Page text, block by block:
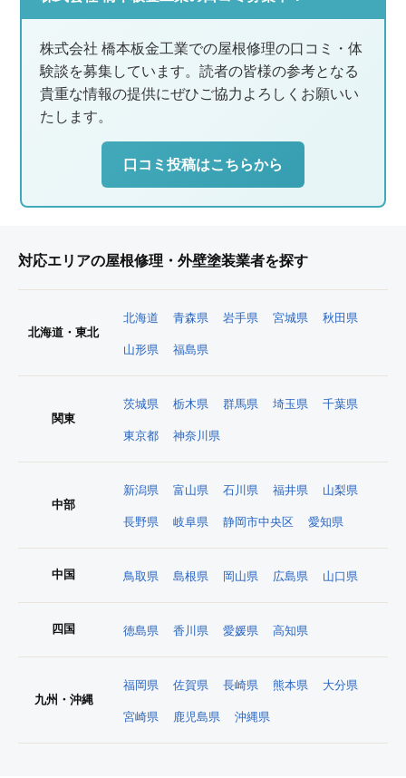
株式会社 橋本板金工業での屋根修理の口コミ・体
験談を募集しています。読者の皆様の参考となる
貴重な情報の提供にぜひご協力よろしくお願いい
たします。
口コミ投稿はこちらから
対応エリアの屋根修理・外壁塗装業者を探す
北海道・東北
北海道 青森県 岩手県 宮城県 秋田県
山形県 福島県
関東
茨城県 栃木県 群馬県 埼玉県 千葉県
東京都 神奈川県
中部
新潟県 富山県 石川県 福井県 山梨県
長野県 岐阜県 静岡市中央区 愛知県
中国 鳥取県 島根県 岡山県 広島県 山口県
四国 徳島県 香川県 愛媛県 高知県
九州・沖縄
福岡県 佐賀県 長崎県 熊本県 大分県
宮崎県 鹿児島県 沖縄県